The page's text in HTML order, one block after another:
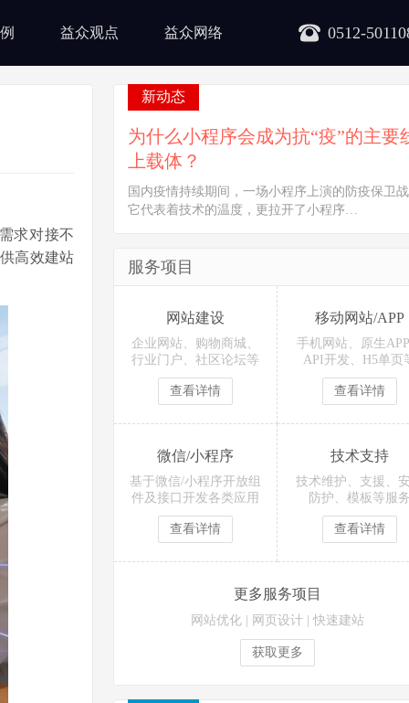
0512-
益众观点 益众网络
求对接不
高效建站
新动态
为什么小程序会成为抗“疫”的主要
上载体？
国内疫情持续期间，一场小程序上演的防疫保卫
它代表着技术的温度，更拉开了小程序…
服务项目
网站建设
企业网站、购物商城、
行业门户、社区论坛等
查看详情
移动网站/APP
手机网站、原生
API开发、H5单页
查看详情
微信/小程序
基于微信/小程序开放组
件及接口开发各类应用
查看详情
技术支持
技术维护、支援、
防护、模板等服
查看详情
更多服务项目
网站优化 网页设计 快速建站
获取更多